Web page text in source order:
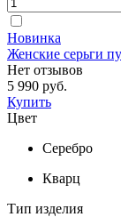
Новинка
Женские серьги
Нет отзывов
5 990 руб.
Купить
Цвет
Серебро
Кварц
Тип изделия